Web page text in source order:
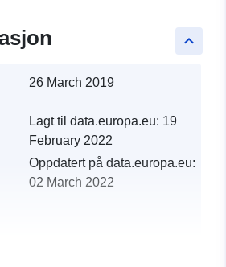
keyboard_arrow_up
26 March 2019
Lagt til data.europa.eu: 19
February 2022
Oppdatert på data.europa.eu:
02 March 2022